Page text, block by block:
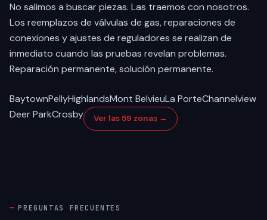
No salimos a buscar piezas. Las traemos con nosotros.
Los reemplazos de válvulas de gas, reparaciones de
conexiones y ajustes de reguladores se realizan de
inmediato cuando las pruebas revelan problemas.
Reparación permanente, solución permanente.
BaytownPellyHighlandsMont BelvieuLa PorteChannelview
Deer ParkCrosby Ver las 59 zonas →
PREGUNTAS FRECUENTES